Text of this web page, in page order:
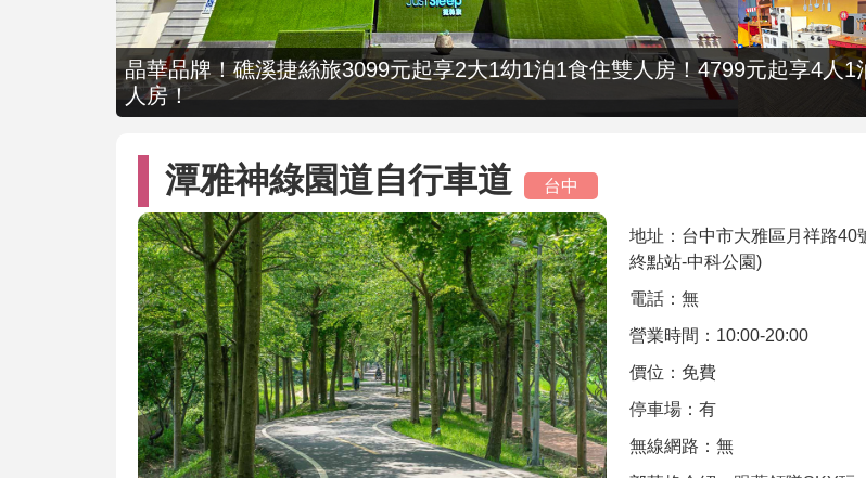
晶華品牌！礁溪捷絲旅3099元起享2大1幼1泊1食住雙人房！4799元起享4人1
人房！
潭雅神綠園道自行車道 台中
地址：台中市大雅區月祥路40
終點站-中科公園)
電話：無
營業時間：10:00-20:00
價位：免費
停車場：有
無線網路：無